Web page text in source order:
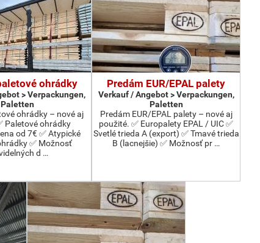
ohrádky
> Verpackungen,
Paletten
ohrádky – nové aj
Paletové ohrádky
od 7€ ✅ Atypické
✅ Možnosť
d …
Predám EUR/EPAL palety
Verkauf / Angebot > Verpackungen,
Paletten
Predám EUR/EPAL palety – nové aj
použité. ✅ Europalety EPAL / UIC ✅
Svetlé trieda A (export) ✅ Tmavé trieda
B (lacnejšie) ✅ Možnosť pr …